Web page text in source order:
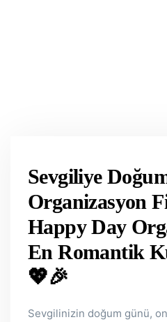
Sevgiliye
Organizasyon
Happy Day
En Romantik
💖🎉
Sevgilinizin doğum günü,